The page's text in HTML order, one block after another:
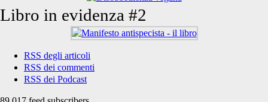
Libro in evidenza #2
RSS degli articoli
RSS dei commenti
RSS dei Podcast